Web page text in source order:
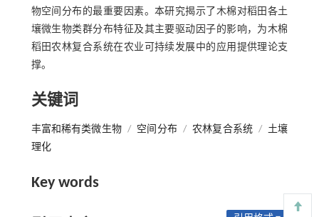
物空间分布的最重要因素。本研究揭示了木棉对稻田各土
壤微生物类群分布特征及其主要驱动因子的影响，为木棉
稻田农林复合系统在农业可持续发展中的应用提供理论支
撑。
关键词
丰富和稀有类微生物 / 空间分布 / 农林复合系统 / 土壤
理化
Key words